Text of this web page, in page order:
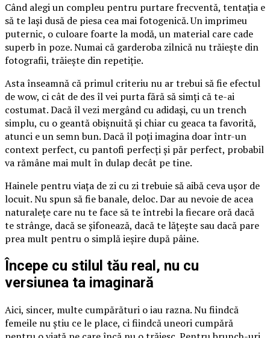
Când alegi un compleu pentru purtare frecventă, tentația e
să te lași dusă de piesa cea mai fotogenică. Un imprimeu
puternic, o culoare foarte la modă, un material care cade
superb în poze. Numai că garderoba zilnică nu trăiește din
fotografii, trăiește din repetiție.
Asta înseamnă că primul criteriu nu ar trebui să fie efectul
de wow, ci cât de des îl vei purta fără să simți că te-ai
costumat. Dacă îl vezi mergând cu adidași, cu un trench
simplu, cu o geantă obișnuită și chiar cu geaca ta favorită,
atunci e un semn bun. Dacă îl poți imagina doar într-un
context perfect, cu pantofi perfecți și păr perfect, probabil
va rămâne mai mult în dulap decât pe tine.
Hainele pentru viața de zi cu zi trebuie să aibă ceva ușor de
locuit. Nu spun să fie banale, deloc. Dar au nevoie de acea
naturalețe care nu te face să te întrebi la fiecare oră dacă
te strânge, dacă se șifonează, dacă te lățește sau dacă pare
prea mult pentru o simplă ieșire după pâine.
Începe cu stilul tău real, nu cu
versiunea ta imaginară
Aici, sincer, multe cumpărături o iau razna. Nu fiindcă
femeile nu știu ce le place, ci fiindcă uneori cumpără